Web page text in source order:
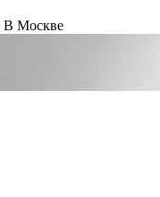
В Москве